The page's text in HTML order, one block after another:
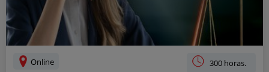
Online 300 horas.